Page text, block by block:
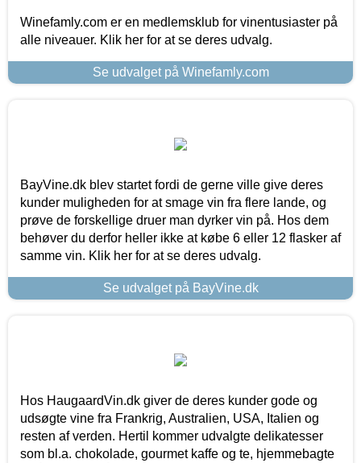
Winefamly.com er en medlemsklub for vinentusiaster på
alle niveauer. Klik her for at se deres udvalg.
Se udvalget på Winefamly.com
BayVine.dk blev startet fordi de gerne ville give deres
kunder muligheden for at smage vin fra flere lande, og
prøve de forskellige druer man dyrker vin på. Hos dem
behøver du derfor heller ikke at købe 6 eller 12 flasker af
samme vin. Klik her for at se deres udvalg.
Se udvalget på BayVine.dk
Hos HaugaardVin.dk giver de deres kunder gode og
udsøgte vine fra Frankrig, Australien, USA, Italien og
resten af verden. Hertil kommer udvalgte delikatesser
som bl.a. chokolade, gourmet kaffe og te, hjemmebagte